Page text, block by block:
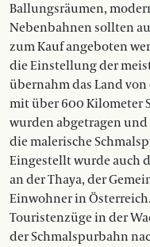
Ballungsräumen,
Nebenbahnen sollten
zum Kauf angeboten
die Einstellung der
übernahm das Land
mit über 600 Kilometer
wurden abgetragen
die malerische
Eingestellt wurde auch
an der Thaya, der
Einwohner in
Touristenzüge in der
der Schmalspurbahn